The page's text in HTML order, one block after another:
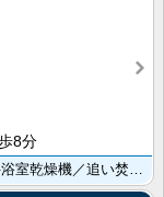
8分
新築（2026／2）／オートロック／都市ガス物件浴室乾燥機／追い焚き機能／温水洗浄便座／防犯カメラ／･･･